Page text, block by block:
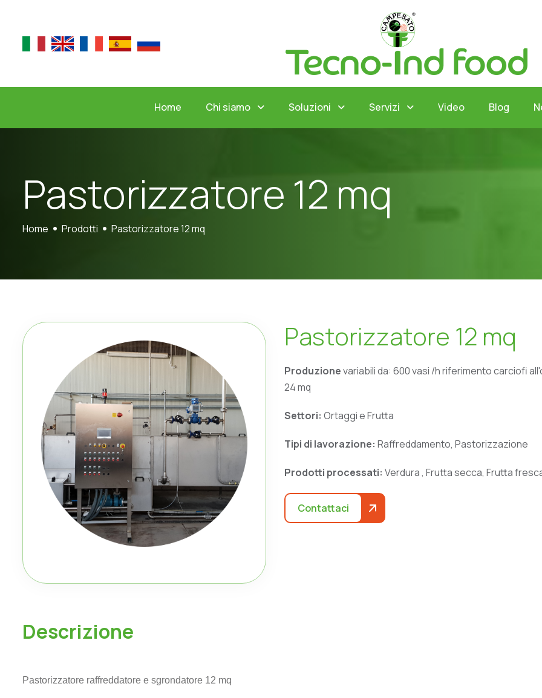
Home Chi siamo Soluzioni Servizi Video Blog
Pastorizzatore 12 mq
Home Prodotti Pastorizzatore 12 mq
Pastorizzatore 12 mq
Produzionevariabili da: 600 vasi /h riferimento carciofi
24 mq
Settori: Ortaggi e Frutta
Tipi di lavorazione: Raffreddamento, Pastorizzazione
Prodotti processati: Verdura , Frutta secca, Frutta
Contattaci
Descrizione
Pastorizzatore raffreddatore e sgrondatore 12 mq